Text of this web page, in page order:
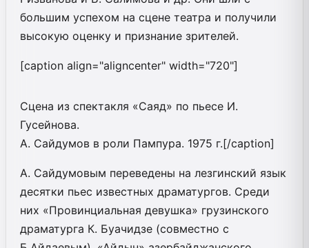
большим успехом на сцене театра и получили
высокую оценку и признание зрителей.
[caption align="aligncenter" width="720"]
Сцена из спектакля «Саяд» по пьесе И.
Гусейнова.
А. Сайдумов в роли Пампура. 1975 г.[/caption]
А. Сайдумовым переведены на лезгинский язык
десятки пьес известных драматургов. Среди
них «Провинциальная девушка» грузинского
драматурга К. Буачидзе (совместно с